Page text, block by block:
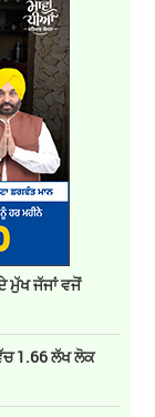
ਮੁੱਖ ਜੱਜਾਂ ਵਜੋਂ
1.66 ਲੱਖ ਲੋਕ